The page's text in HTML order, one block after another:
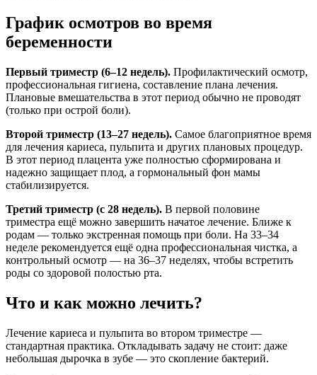
График осмотров во время
беременности
Первый триместр (6–12 недель). Профилактический осмотр,
профессиональная гигиена, составление плана лечения.
Плановые вмешательства в этот период обычно не проводят
(только при острой боли).
Второй триместр (13–27 недель). Самое благоприятное время
для лечения кариеса, пульпита и других плановых процедур.
В этот период плацента уже полностью сформирована и
надежно защищает плод, а гормональный фон мамы
стабилизируется.
Третий триместр (с 28 недель). В первой половине
триместра ещё можно завершить начатое лечение. Ближе к
родам — только экстренная помощь при боли. На 33–34
неделе рекомендуется ещё одна профессиональная чистка, а
контрольный осмотр — на 36–37 неделях, чтобы встретить
роды со здоровой полостью рта.
Что и как можно лечить?
Лечение кариеса и пульпита во втором триместре —
стандартная практика. Откладывать задачу не стоит: даже
небольшая дырочка в зубе — это скопление бактерий.